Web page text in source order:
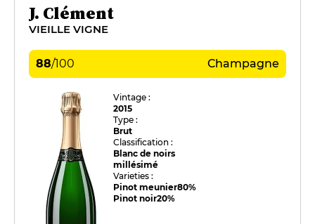
J. Clément
VIEILLE VIGNE
88/100 Champagne
Vintage :
2015
Type :
Brut
Classification :
Blanc de noirs
millésimé
Varieties :
Pinot meunier80%
Pinot noir20%